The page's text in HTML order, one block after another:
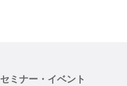
セミナー・イベント